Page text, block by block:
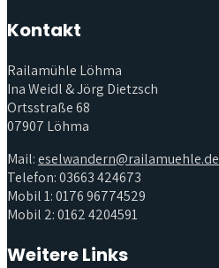
Kontakt
Railamühle Löhma
Ina Weidl & Jörg Dietzsch
Ortsstraße 68
07907 Löhma
Mail:eselwandern@railamuehle.de
Telefon: 03663 424673
Mobil 1: 0176 96774529
Mobil 2: 0162 4204591
Weitere Links